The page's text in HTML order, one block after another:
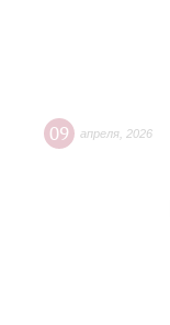
09 апреля 2026